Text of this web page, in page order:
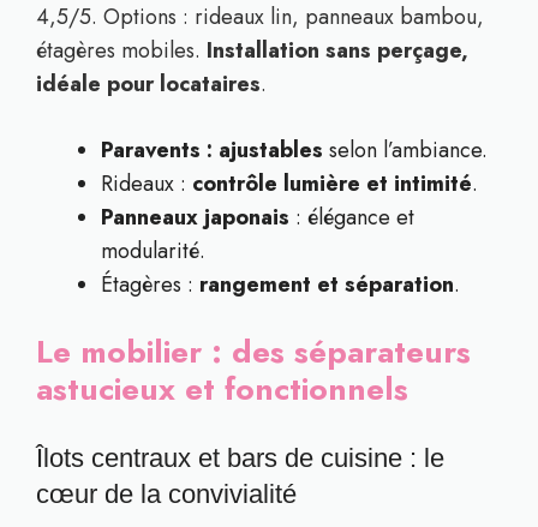
4,5/5. Options : rideaux lin, panneaux bambou,
étagères mobiles. Installation sans perçage,
idéale pour locataires.
Paravents : ajustables selon l’ambiance.
Rideaux : contrôle lumière et intimité.
Panneaux japonais : élégance et
modularité.
Étagères : rangement et séparation.
Le mobilier : des séparateurs
astucieux et fonctionnels
Îlots centraux et bars de cuisine : le
cœur de la convivialité